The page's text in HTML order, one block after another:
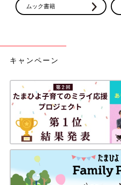
ムック書籍
キャンペーン